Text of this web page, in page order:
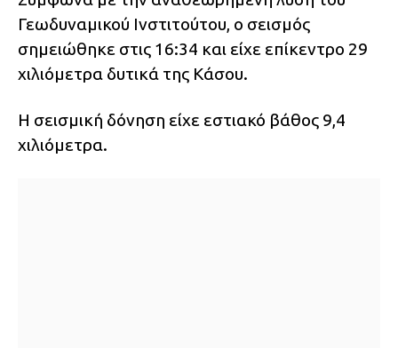
Γεωδυναμικού Ινστιτούτου, ο σεισμός
σημειώθηκε στις 16:34 και είχε επίκεντρο 29
χιλιόμετρα δυτικά της Κάσου.
Η σεισμική δόνηση είχε εστιακό βάθος 9,4
χιλιόμετρα.